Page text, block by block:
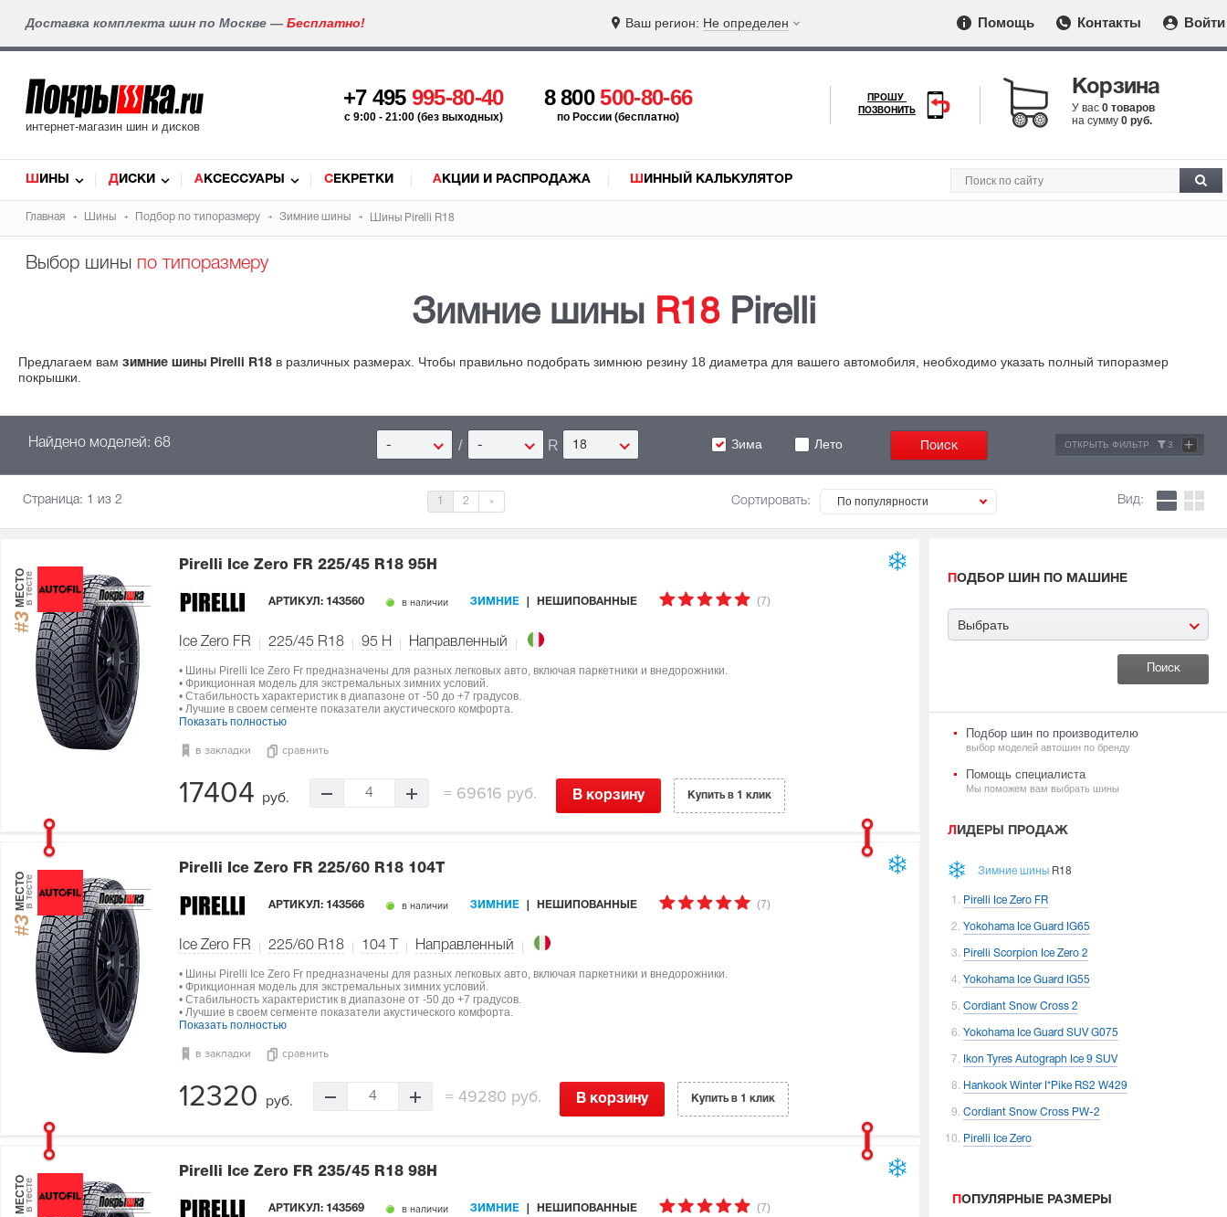
Доставка комплекта шин по Москве — Бесплатно! Ваш регион: Не определен Помощь Контакты Войти
интернет-магазин шин и дисков
+7 495 995-80-40
c 9:00 - 21:00 (без выходных)
8 800500-80-66
по России (бесплатно)
ПРОШУ
ПОЗВОНИТЬ
Корзина
У вас 0 товаров
на сумму 0 руб.
ШИНЫ ДИСКИ АКСЕССУАРЫ СЕКРЕТКИ АКЦИИ И РАСПРОДАЖА ШИННЫЙ КАЛЬКУЛЯТОР
Главная Шины Подбор по типоразмеру Зимние шины Шины Pirelli R18
Выбор шины по типоразмеру
Зимние шины R18Pirelli
Предлагаем вам зимние шины Pirelli R18 в различных размерах. Чтобы правильно подобрать зимнюю резину 18 диаметра для вашего автомобиля, необходимо указать полный типоразмер
покрышки.
Найдено моделей: 68 - / - R 18 Зима Лето ОТКРЫТЬ ФИЛЬТР 3 +
Страница: 1 из 2 1 2 » Сортировать: По популярности Вид:
#3
МЕСТОв тесте
Pirelli Ice Zero FR 225/45 R18 95H
АРТИКУЛ: 143560 в наличии ЗИМНИЕ НЕШИПОВАННЫЕ (7)
Ice Zero FR 225/45 R18 95 H Направленный
• Шины Pirelli Ice Zero Fr предназначены для разных легковых авто, включая паркетники и внедорожники.
• Фрикционная модель для экстремальных зимних условий.
• Стабильность характеристик в диапазоне от -50 до +7 градусов.
• Лучшие в своем сегменте показатели акустического комфорта.
Показать полностью
в закладки сравнить
17404 руб. 4 =69616 руб. В корзину Купить в 1 клик
#3
МЕСТОв тесте
Pirelli Ice Zero FR 225/60 R18 104T
АРТИКУЛ: 143566 в наличии ЗИМНИЕ НЕШИПОВАННЫЕ (7)
Ice Zero FR 225/60 R18 104 Направленный
• Шины Pirelli Ice Zero Fr предназначены для разных легковых авто, включая паркетники и внедорожники.
• Фрикционная модель для экстремальных зимних условий.
• Стабильность характеристик в диапазоне от -50 до +7 градусов.
• Лучшие в своем сегменте показатели акустического комфорта.
Показать полностью
в закладки сравнить
12320 руб. 4 = 49280 руб. В корзину Купить в 1 клик
МЕСТОв тесте
Pirelli Ice Zero FR 235/45 R18 98H
АРТИКУЛ: 143569 в наличии ЗИМНИЕ НЕШИПОВАННЫЕ (7)
ПОДБОР ШИН ПО МАШИНЕ
Выбрать
Подбор шин по производителю
выбор моделей автошин по бренду
Помощь специалиста
Мы поможем вам выбрать шины
ЛИДЕРЫ ПРОДАЖ
Зимние шины R18
Pirelli Ice Zero FR
Yokohama Ice Guard IG65
Pirelli Scorpion Ice Zero 2
Yokohama Ice Guard IG55
Cordiant Snow Cross 2
Yokohama Ice Guard SUV G075
Ikon Tyres Autograph Ice 9 SUV
Hankook Winter I*Pike RS2 W429
Cordiant Snow Cross PW-2
Pirelli Ice Zero
ПОПУЛЯРНЫЕ РАЗМЕРЫ